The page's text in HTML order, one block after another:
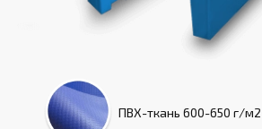
ПВХ-ткань 600-650 г/м2